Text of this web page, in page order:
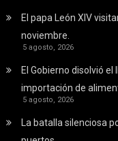
El papa León XIV
noviembre.
5 agosto, 2026
El Gobierno disolvió
importación de
5 agosto, 2026
La batalla silenciosa